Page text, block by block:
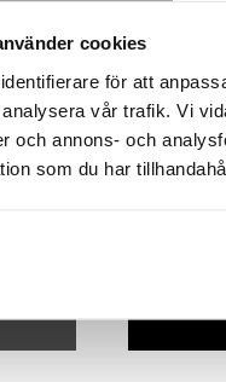
cookies
för att
vår trafik. Vi
och annons- och
som du har